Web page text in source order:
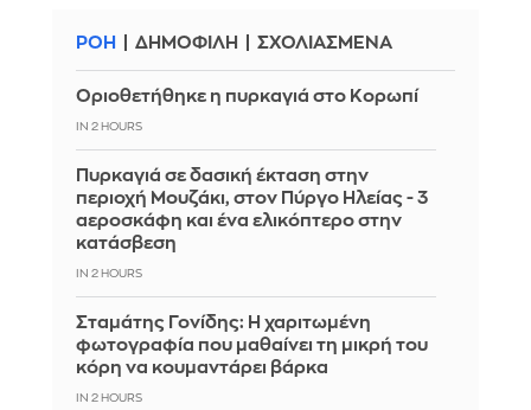
ΡΟΗ ΔΗΜΟΦΙΛΗ ΣΧΟΛΙΑΣΜΕΝΑ
Οριοθετήθηκε η πυρκαγιά στο Κορωπί
IN 2 HOURS
Πυρκαγιά σε δασική έκταση στην
περιοχή Μουζάκι, στον Πύργο Ηλείας - 3
αεροσκάφη και ένα ελικόπτερο στην
κατάσβεση
IN 2 HOURS
Σταμάτης Γονίδης: Η χαριτωμένη
φωτογραφία που μαθαίνει τη μικρή του
κόρη να κουμαντάρει βάρκα
IN 2 HOURS